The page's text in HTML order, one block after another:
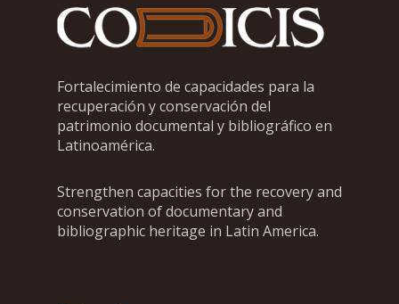
Fortalecimiento de capacidades para la
recuperación y conservación del
patrimonio documental y bibliográfico en
Latinoamérica.
Strengthen capacities for the recovery and
conservation of documentary and
bibliographic heritage in Latin America.